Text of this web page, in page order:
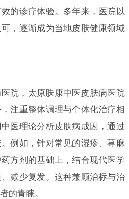
的诊疗体验。多年来，医院以
，逐渐成为当地皮肤健康领域
院，太原肤康中医皮肤病医院
注重整体调理与个体化治疗相
医理论分析皮肤病成因，通过
例如，针对常见的湿疹、荨麻
方剂的基础上，结合现代医学
减少复发。这种兼顾治标与治
的青睐。